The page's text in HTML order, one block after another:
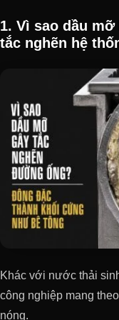
1. Vì sao dầu
tắc nghẽn hệ
Khác với nước thải
công nghiệp mang
nóng.